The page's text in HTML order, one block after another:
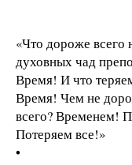
«Что дороже всего
духовных чад
Время! И что
Время! Чем не
всего? Временем!
Потеряем все!»
•